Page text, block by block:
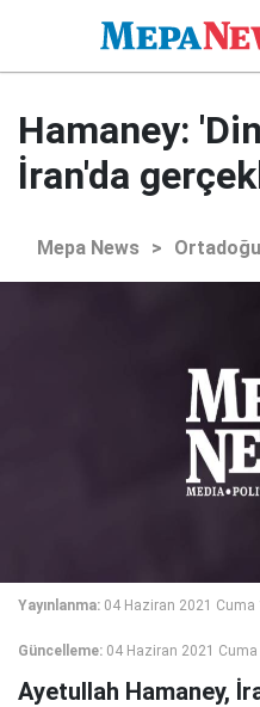
Hamaney:
İran'da
Mepa News > Ortadoğu
Yayınlanma: 04 Haziran 2021 Cuma
Güncelleme: 04 Haziran 2021
Ayetullah Hamaney,